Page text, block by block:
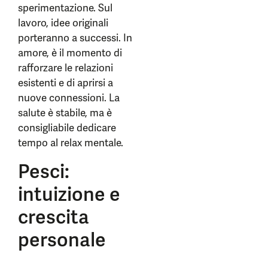
sperimentazione. Sul
lavoro, idee originali
porteranno a successi. In
amore, è il momento di
rafforzare le relazioni
esistenti e di aprirsi a
nuove connessioni. La
salute è stabile, ma è
consigliabile dedicare
tempo al relax mentale.
Pesci:
intuizione e
crescita
personale